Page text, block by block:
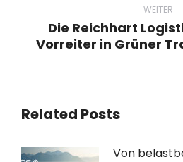
WEITER
Die Reichhart
Vorreiter in Grüner
Related Posts
Von